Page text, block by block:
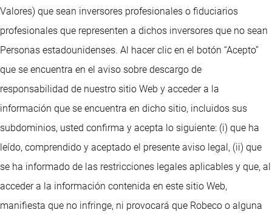
Valores) que sean inversores profesionales o fiduciarios
profesionales que representen a dichos inversores que no sean
Personas estadounidenses. Al hacer clic en el botón “Acepto”
que se encuentra en el aviso sobre descargo de
responsabilidad de nuestro sitio Web y acceder a la
información que se encuentra en dicho sitio, incluidos sus
subdominios, usted confirma y acepta lo siguiente: (i) que ha
leído, comprendido y aceptado el presente aviso legal, (ii) que
se ha informado de las restricciones legales aplicables y que, al
acceder a la información contenida en este sitio Web,
manifiesta que no infringe, ni provocará que Robeco o alguna